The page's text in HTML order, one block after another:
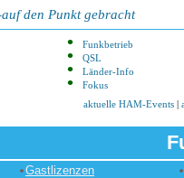
den Punkt gebracht
Funkbetrieb
QSL
Länder-Info
Fokus
aktuelle HAM-Events
Gastlizenzen